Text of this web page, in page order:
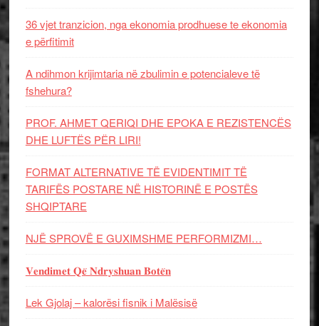
36 vjet tranzicion, nga ekonomia prodhuese te ekonomia
e përfitimit
A ndihmon krijimtaria në zbulimin e potencialeve të
fshehura?
PROF. AHMET QERIQI DHE EPOKA E REZISTENCЁS
DHE LUFTЁS PЁR LIRI!
FORMAT ALTERNATIVE TË EVIDENTIMIT TË
TARIFËS POSTARE NË HISTORINË E POSTËS
SHQIPTARE
NJË SPROVË E GUXIMSHME PERFORMIZMI…
𝐕𝐞𝐧𝐝𝐢𝐦𝐞𝐭 𝐐𝐞̈ 𝐍𝐝𝐫𝐲𝐬𝐡𝐮𝐚𝐧 𝐁𝐨𝐭𝐞̈𝐧
Lek Gjolaj – kalorësi fisnik i Malësisë